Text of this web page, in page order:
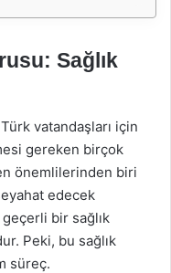
Sağlık
vatandaşları için
gereken birçok
önemlilerinden biri
edecek
geçerli bir sağlık
Peki, bu sağlık
süreç.